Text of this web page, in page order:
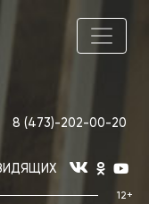
8 (473)-202-00-20